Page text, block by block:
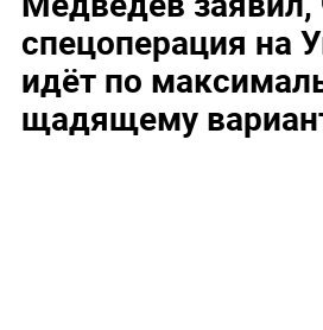
спецоперация на
идёт по
щадящему